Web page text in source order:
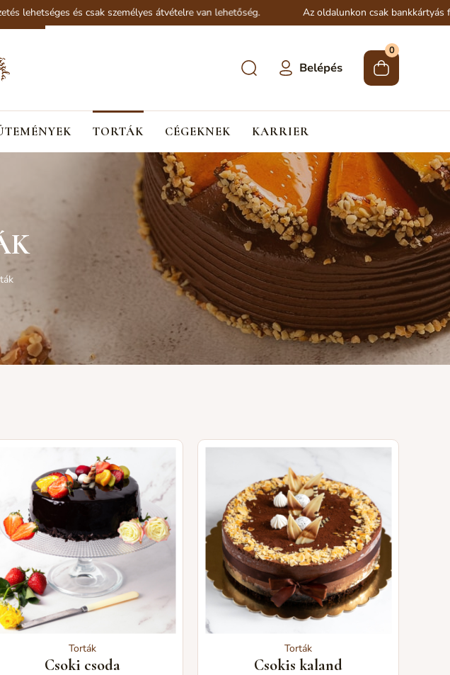
és csak személyes átvételre van lehetőség. Az oldalunkon csak bankkártyás fizetés
Belépés
0
TORTÁK CÉGEKNEK KARRIER
Torták
Csoki csoda
Torták
Csokis kaland